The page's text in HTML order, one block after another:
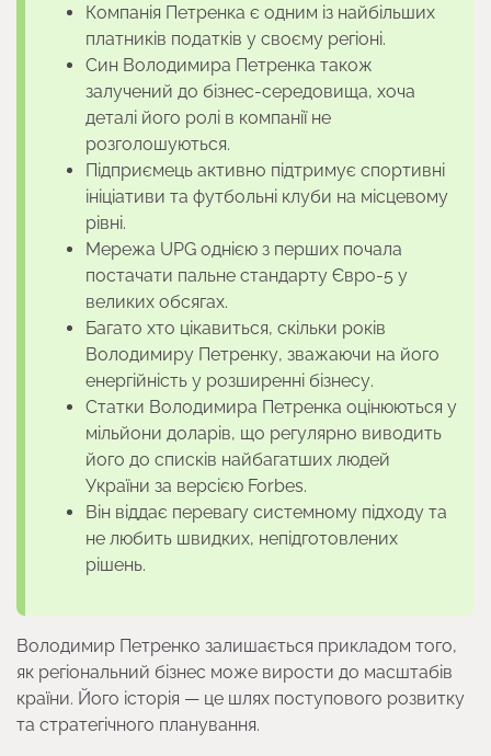
Компанія Петренка є одним із найбільших
платників податків у своєму регіоні.
Син Володимира Петренка також
залучений до бізнес-середовища, хоча
деталі його ролі в компанії не
розголошуються.
Підприємець активно підтримує спортивні
ініціативи та футбольні клуби на місцевому
рівні.
Мережа UPG однією з перших почала
постачати пальне стандарту Євро-5 у
великих обсягах.
Багато хто цікавиться, скільки років
Володимиру Петренку, зважаючи на його
енергійність у розширенні бізнесу.
Статки Володимира Петренка оцінюються у
мільйони доларів, що регулярно виводить
його до списків найбагатших людей
України за версією Forbes.
Він віддає перевагу системному підходу та
не любить швидких, непідготовлених
рішень.
Володимир Петренко залишається прикладом того,
як регіональний бізнес може вирости до масштабів
країни. Його історія — це шлях поступового розвитку
та стратегічного планування.